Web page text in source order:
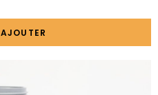
AJOUTER